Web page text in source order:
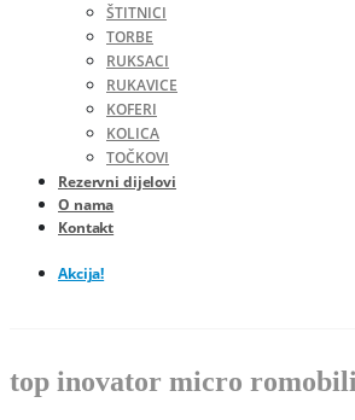
ŠTITNICI
TORBE
RUKSACI
RUKAVICE
KOFERI
KOLICA
TOČKOVI
Rezervni dijelovi
O nama
Kontakt
Akcija!
top inovator micro